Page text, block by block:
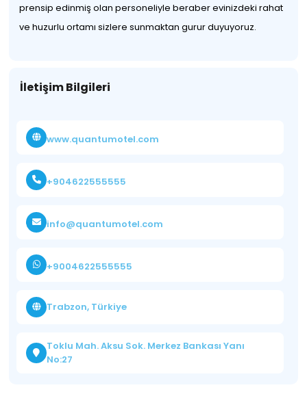
prensip edinmiş olan personeliyle beraber evinizdeki rahat
ve huzurlu ortamı sizlere sunmaktan gurur duyuyoruz.
İletişim Bilgileri
www.quantumotel.com
+904622555555
info@quantumotel.com
+9004622555555
Trabzon, Türkiye
Toklu Mah. Aksu Sok. Merkez Bankası Yanı
No:27